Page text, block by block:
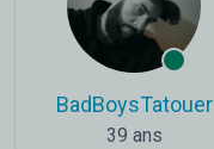
BadBoysTatouer
39 ans